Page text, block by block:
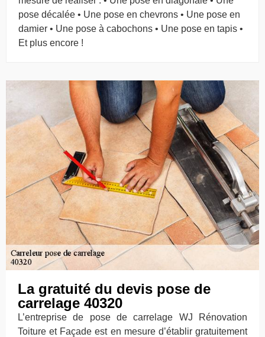
pose décalée • Une pose en chevrons • Une pose en
damier • Une pose à cabochons • Une pose en tapis •
Et plus encore !
La gratuité du devis pose de
carrelage 40320
L’entreprise de pose de carrelage WJ Rénovation
Toiture et Façade est en mesure d’établir gratuitement